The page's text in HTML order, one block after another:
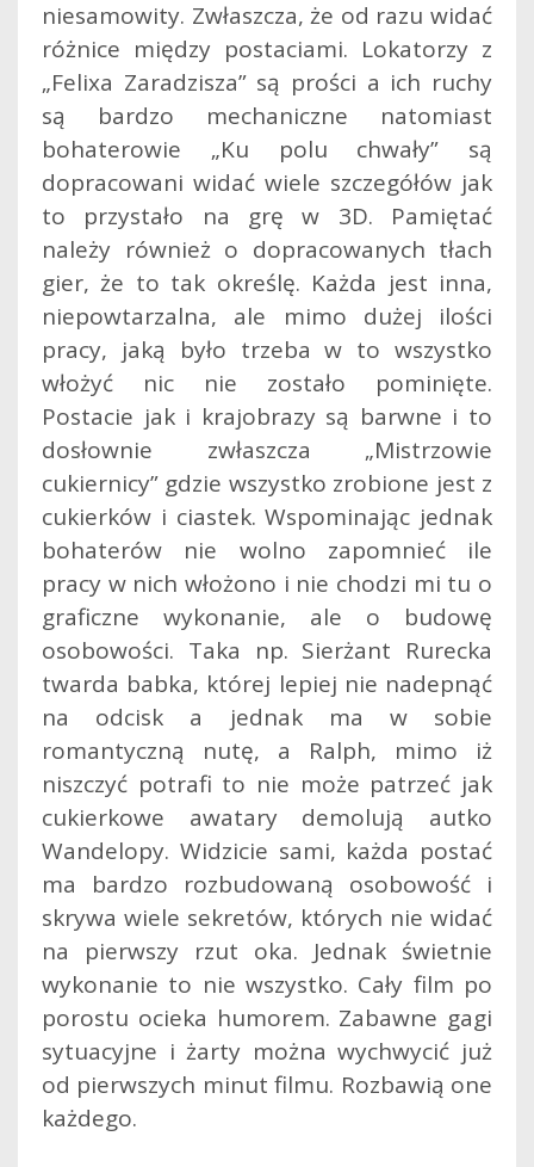
niesamowity. Zwłaszcza, że od razu widać
różnice między postaciami. Lokatorzy z
„Felixa Zaradzisza” są prości a ich ruchy
są bardzo mechaniczne natomiast
bohaterowie „Ku polu chwały” są
dopracowani widać wiele szczegółów jak
to przystało na grę w 3D. Pamiętać
należy również o dopracowanych tłach
gier, że to tak określę. Każda jest inna,
niepowtarzalna, ale mimo dużej ilości
pracy, jaką było trzeba w to wszystko
włożyć nic nie zostało pominięte.
Postacie jak i krajobrazy są barwne i to
dosłownie zwłaszcza „Mistrzowie
cukiernicy” gdzie wszystko zrobione jest z
cukierków i ciastek. Wspominając jednak
bohaterów nie wolno zapomnieć ile
pracy w nich włożono i nie chodzi mi tu o
graficzne wykonanie, ale o budowę
osobowości. Taka np. Sierżant Rurecka
twarda babka, której lepiej nie nadepnąć
na odcisk a jednak ma w sobie
romantyczną nutę, a Ralph, mimo iż
niszczyć potrafi to nie może patrzeć jak
cukierkowe awatary demolują autko
Wandelopy. Widzicie sami, każda postać
ma bardzo rozbudowaną osobowość i
skrywa wiele sekretów, których nie widać
na pierwszy rzut oka. Jednak świetnie
wykonanie to nie wszystko. Cały film po
porostu ocieka humorem. Zabawne gagi
sytuacyjne i żarty można wychwycić już
od pierwszych minut filmu. Rozbawią one
każdego.